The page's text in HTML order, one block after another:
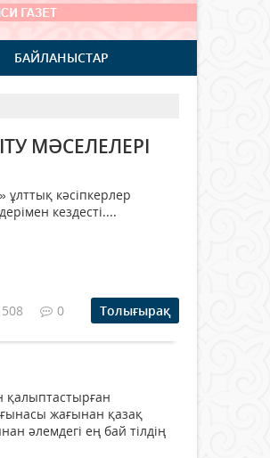
БАЙЛАНЫСТАР
МӘСЕЛЕЛЕРІ
ұлттық кәсіпкерлер
кездесті....
508 0 Толығырақ
қалыптастырған
жағынан қазақ
әлемдегі ең бай тілдің